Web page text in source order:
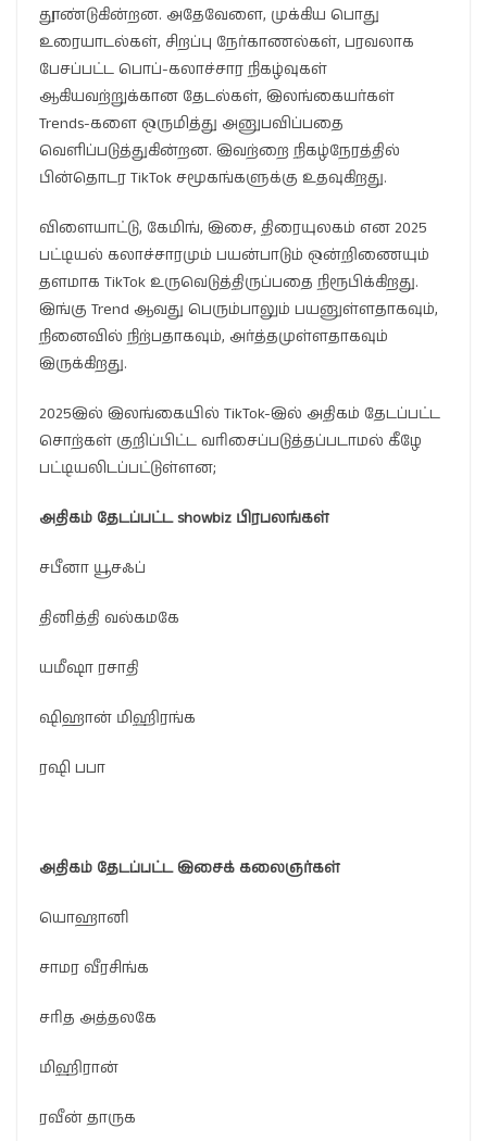
தூண்டுகின்றன. அதேவேளை, முக்கிய பொது
உரையாடல்கள், சிறப்பு நேர்காணல்கள், பரவலாக
பேசப்பட்ட பொப்-கலாச்சார நிகழ்வுகள்
ஆகியவற்றுக்கான தேடல்கள், இலங்கையர்கள்
Trends-களை ஒருமித்து அனுபவிப்பதை
வெளிப்படுத்துகின்றன. இவற்றை நிகழ்நேரத்தில்
பின்தொடர TikTok சமூகங்களுக்கு உதவுகிறது.
விளையாட்டு, கேமிங், இசை, திரையுலகம் என 2025
பட்டியல் கலாச்சாரமும் பயன்பாடும் ஒன்றிணையும்
தளமாக TikTok உருவெடுத்திருப்பதை நிரூபிக்கிறது.
இங்கு Trend ஆவது பெரும்பாலும் பயனுள்ளதாகவும்,
நினைவில் நிற்பதாகவும், அர்த்தமுள்ளதாகவும்
இருக்கிறது.
2025இல் இலங்கையில் TikTok-இல் அதிகம் தேடப்பட்ட
சொற்கள் குறிப்பிட்ட வரிசைப்படுத்தப்படாமல் கீழே
பட்டியலிடப்பட்டுள்ளன;
அதிகம் தேடப்பட்ட showbiz பிரபலங்கள்
சபீனா யூசஃப்
தினித்தி வல்கமகே
யமீஷா ரசாதி
ஷிஹான் மிஹிரங்க
ரஷி பபா
அதிகம் தேடப்பட்ட இசைக் கலைஞர்கள்
யொஹானி
சாமர வீரசிங்க
சரித அத்தலகே
மிஹிரான்
ரவீன் தாருக